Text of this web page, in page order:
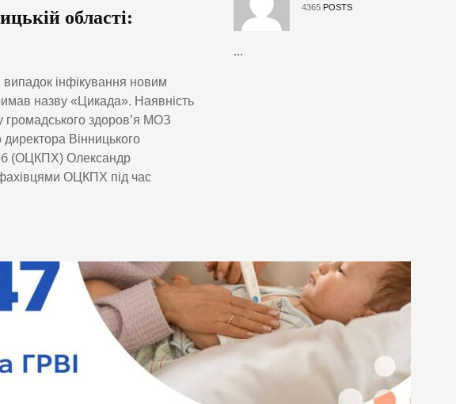
області:
випадок інфікування новим
назву «Цикада». Наявність
громадського здоров’я МОЗ
Вінницького
(ОЦКПХ) Олександр
ОЦКПХ під час
4365 POSTS
...